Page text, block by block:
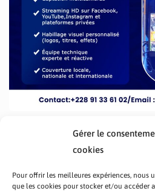
Gérer le
cookies
Pour offrir les meilleures expériences, nous
que les cookies pour stocker et/ou accéder